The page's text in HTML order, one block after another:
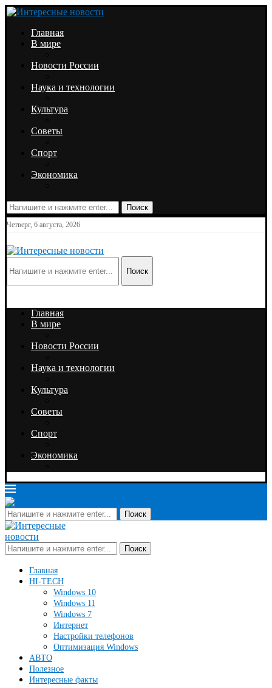
Главная
В мире
Новости России
Наука и технологии
Культура
Советы
Спорт
Экономика
Поиск
Четверг, 6 августа, 2026
Поиск
Главная
В мире
Новости России
Наука и технологии
Культура
Советы
Спорт
Экономика
Поиск
Поиск
Главная
HI-TECH
Windows 10
Windows 11
Windows 7
Интернет
Настройки телефонов
Оптимизация Windows
АВТО
Полезное
Интересные факты